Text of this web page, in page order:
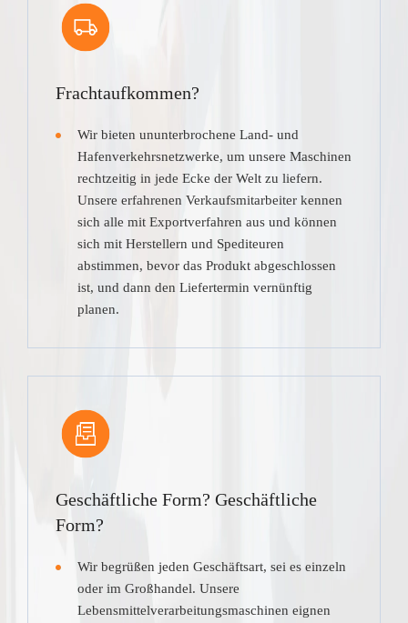
Frachtaufkommen?
Wir bieten ununterbrochene Land- und
Hafenverkehrsnetzwerke, um unsere Maschinen
rechtzeitig in jede Ecke der Welt zu liefern.
Unsere erfahrenen Verkaufsmitarbeiter kennen
sich alle mit Exportverfahren aus und können
sich mit Herstellern und Spediteuren
abstimmen, bevor das Produkt abgeschlossen
ist, und dann den Liefertermin vernünftig
planen.
Geschäftliche Form? Geschäftliche
Form?
Wir begrüßen jeden Geschäftsart, sei es einzeln
oder im Großhandel. Unsere
Lebensmittelverarbeitungsmaschinen eignen